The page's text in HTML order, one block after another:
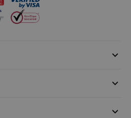
keyboard_arrow_down
keyboard_arrow_down
keyboard_arrow_down